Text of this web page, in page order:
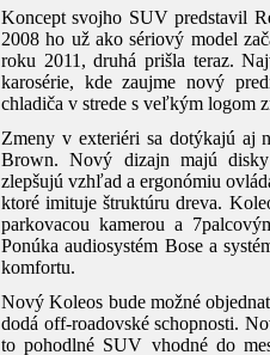
Koncept svojho SUV predstavil
2008 ho už ako sériový model
roku 2011, druhá prišla teraz.
karosérie, kde zaujme nový
chladiča v strede s veľkým logom
Zmeny v exteriéri sa dotýkajú aj
Brown. Nový dizajn majú
zlepšujú vzhľad a ergonómiu
ktoré imituje štruktúru dreva.
parkovacou kamerou a
Ponúka audiosystém Bose a
komfortu.
Nový Koleos bude možné
dodá off-roadovské schopnosti.
to pohodlné SUV vhodné do